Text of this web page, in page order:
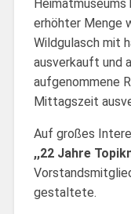
Heimatmuseums
erhöhter Menge
Wildgulasch mit
ausverkauft und
aufgenommene
Mittagszeit
Auf großes
,,22 Jahre
gestaltete.